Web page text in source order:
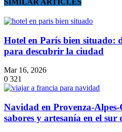
Hotel en París bien situado:
para descubrir la ciudad
Mar 16, 2026
0 321
Navidad en Provenza-
sabores y artesanía en el sur